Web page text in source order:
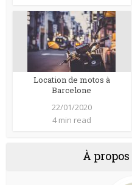
Location de motos à
Barcelone
22/01/2020
4 min read
À